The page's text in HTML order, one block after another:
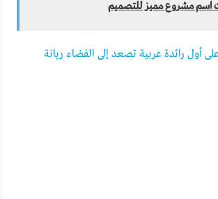
اسم مشروع مميز للتصميم
أول رائدة عربية تصعد إلى الفضاء ريانة